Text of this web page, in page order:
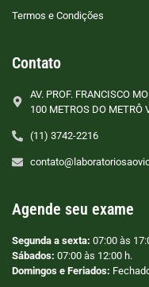
Termos e Condições
Contato
AV. PROF. FRANCISCO
100 METROS DO METRÔ
(11) 3742-2216
Agende seu exame
Segunda a sexta: 07:00 às
Sábados: 07:00 às 12:00 h.
Domingos e Feriados: